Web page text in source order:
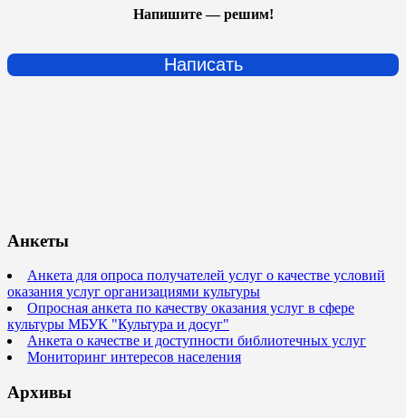
Напишите — решим!
Написать
Анкеты
Анкета для опроса получателей услуг о качестве условий
оказания услуг организациями культуры
Опросная анкета по качеству оказания услуг в сфере
культуры МБУК "Культура и досуг"
Анкета о качестве и доступности библиотечных услуг
Мониторинг интересов населения
Архивы